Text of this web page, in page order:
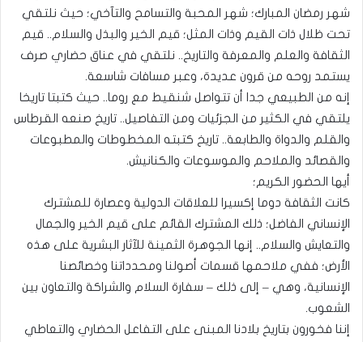
شهر رمضان المبارك؛ شهر المحبة والتسامح والتآخي؛ حيث نلتقي
تحت ظلال ذات القيم وذات المثل؛ قيم الخير والبذل والسلام.. قيم
الثقافة والعلم والمعرفة والتاريخ.. نلتقي في عناق حضاري صرف
يستمد روحه من قرون عديدة، وعبر مسافات شاسعة.
إنه من الطبيعي جدا أن تتواصل شنقيط مع روما.. حيث كتبتا تاريخا
يلتقي في الكثير من الجزئيات ومن التفاصيل.. تاريخ صنعه القرطاس
والقلم والدواة والطابعة.. تاريخ كتبته المخطوطات والمطبوعات
والقصائد والملاحم والموسوعات والكنانيش.
أيها الحضور الكريم؛
كانت الثقافة دوما إكسيرا للعلاقات الدولية وعصارة للمشترك
الإنساني الفاضل؛ ذلك المشترك القائم على قيم الخير والجمال
والتعايش والسلام.. إنها الجوهرة الثمينة للآثار البشرية على هذه
الأرض؛ ففي ملاحمها قسمات أصولنا ومحدداتنا وخصائصنا
الإنسانية، وهي – إلى ذلك – سفارة السلام والشراكة والتعاون بين
الشعوب.
إننا فخورون بتاريخ بلادنا المبنى على التفاعل الحضاري والتعاطي